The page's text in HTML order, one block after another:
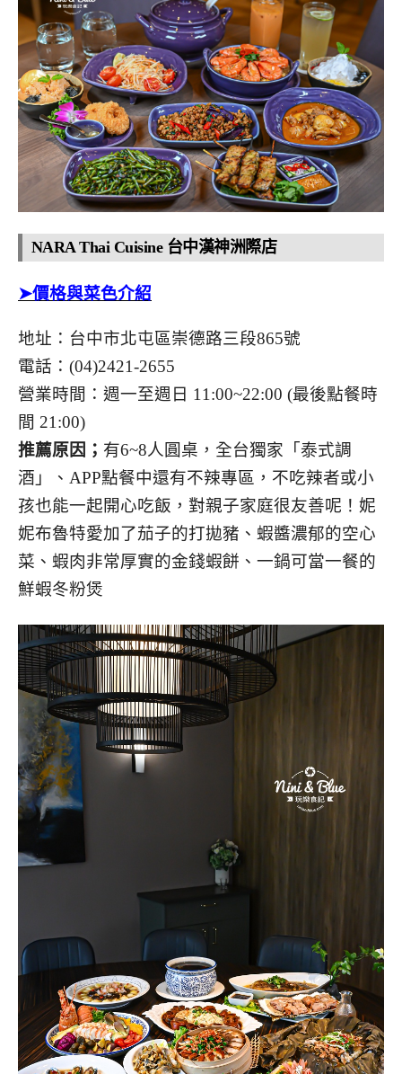
NARA Thai Cuisine 台中漢神洲際店
➤價格與菜色介紹
地址：台中市北屯區崇德路三段865號
電話：(04)2421-2655
營業時間：週一至週日 11:00~22:00 (最後點餐時
間 21:00)
推薦原因； 有6~8人圓桌，全台獨家「泰式調
酒」、APP點餐中還有不辣專區，不吃辣者或小
孩也能一起開心吃飯，對親子家庭很友善呢！妮
妮布魯特愛加了茄子的打拋豬、蝦醬濃郁的空心
菜、蝦肉非常厚實的金錢蝦餅、一鍋可當一餐的
鮮蝦冬粉煲